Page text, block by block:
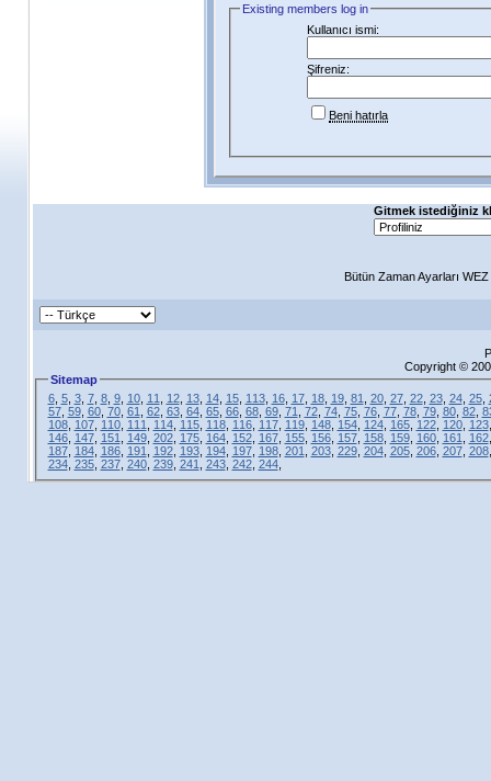
Existing members log in
Kullanıcı ismi:
Şifreniz:
Beni hatırla
Gitmek istediğiniz
Bütün Zaman Ayarları
Copyright ©
Sitemap
6, 5, 3, 7, 8, 9, 10, 11 12, 13, 14, 15, 113, 16, 17, 18, 19, 81 20, 27, 22, 23, 24, 25,
57, 59, 60, 70, 61 62, 63, 64, 65, 66, 68, 69, 71 72, 74, 75, 76, 77, 78, 79, 80, 82,
108, 107, 110, 111 114, 115, 118, 116, 117, 119, 148, 154, 124, 165, 122, 120, 123
146, 147, 151 149, 202, 175, 164, 152, 167, 155, 156, 157, 158, 159, 160, 161 162
187, 184, 186, 191 192, 193, 194, 197, 198, 201 203, 229, 204, 205, 206, 207, 208
234, 235, 237, 240, 239, 241 243, 242, 244,